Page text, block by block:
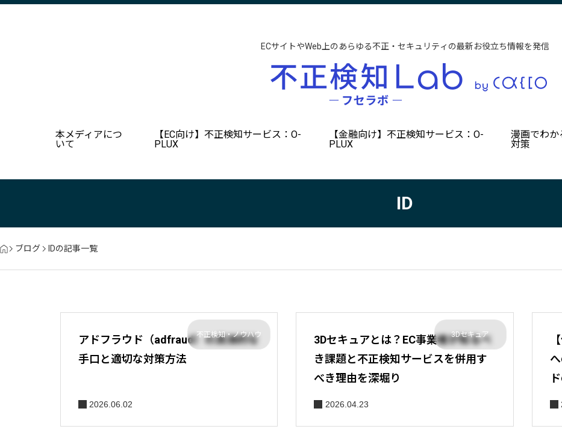
ECサイトやWeb上のあらゆる不正・セキュリティの最新お役立ち情報を発信
本メディアにつ
いて
【EC向け】不正検知サービス：O-
PLUX
【金融向け】不正検知サービス：O-
PLUX
漫画でわか
対策
ID
ブログ IDの記事一覧
不正検知・ノウハウ
アドフラウド（adfraud）の具体的な
手口と適切な対策方法
2026.06.02
3Dセキュア
3Dセキュアとは？EC事業者が知るべ
き課題と不正検知サービスを併用す
べき理由を深堀り
2026.04.23